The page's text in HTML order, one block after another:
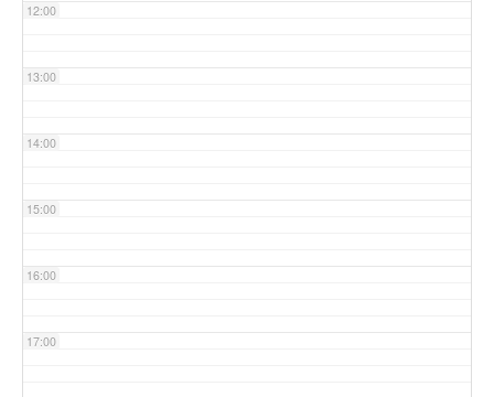
12:00
13:00
14:00
15:00
16:00
17:00